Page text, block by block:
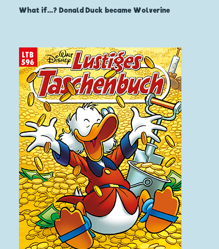
What if...? Donald Duck became Wolverine